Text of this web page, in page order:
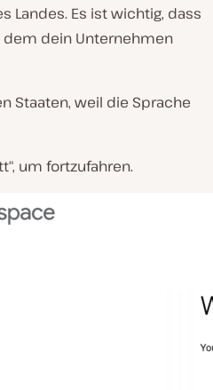
Landes. Es ist wichtig, dass
dem dein Unternehmen
Staaten, weil die Sprache
um fortzufahren.